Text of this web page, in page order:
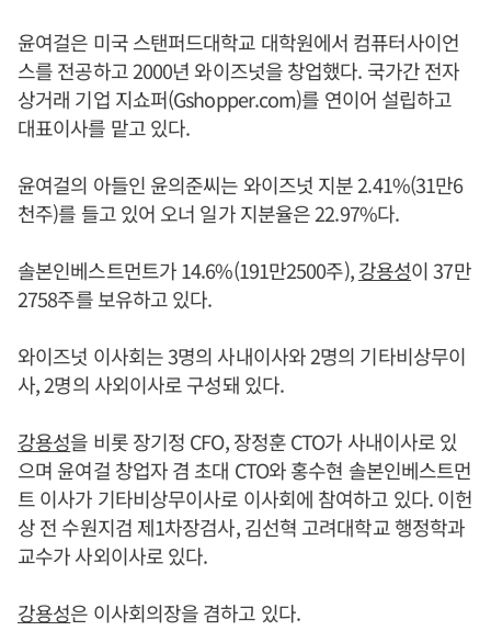
윤여걸은 미국 스탠퍼드대학교 대학원에서 컴퓨터사이언
스를 전공하고 2000년 와이즈넛을 창업했다. 국가간 전자
상거래 기업 지쇼퍼(Gshopper.com)를 연이어 설립하고
대표이사를 맡고 있다.
윤여걸의 아들인 윤의준씨는 와이즈넛 지분 2.41%(31만6
천주)를 들고 있어 오너 일가 지분율은 22.97%다.
솔본인베스트먼트가 14.6%(191만2500주),강용성이 37만
2758주를 보유하고 있다.
와이즈넛 이사회는 3명의 사내이사와 2명의 기타비상무이
사, 2명의 사외이사로 구성돼 있다.
강용성을 비롯 장기정 CFO, 장정훈 CTO가 사내이사로 있
으며 윤여걸 창업자 겸 초대 CTO와 홍수현 솔본인베스트먼
트 이사가 기타비상무이사로 이사회에 참여하고 있다. 이헌
상 전 수원지검 제1차장검사, 김선혁 고려대학교 행정학과
교수가 사외이사로 있다.
강용성은 이사회의장을 겸하고 있다.